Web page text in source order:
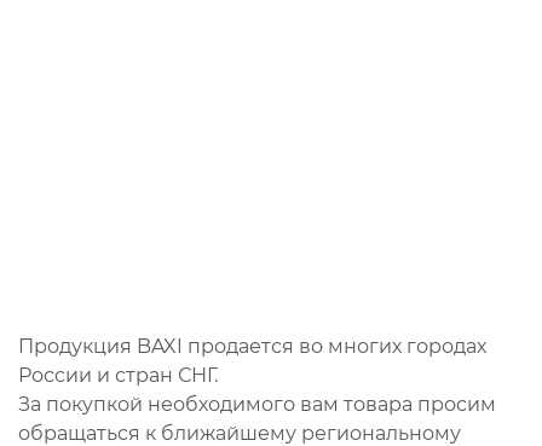
Продукция BAXI продается во многих городах
России и стран СНГ.
За покупкой необходимого вам товара просим
обращаться к ближайшему региональному